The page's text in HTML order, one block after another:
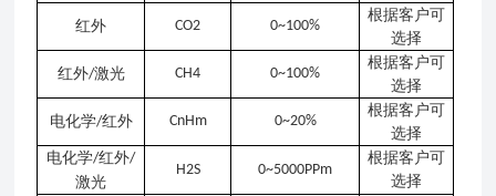
红外 CO2 0~100%
根据客户可
选择
红外/激光 CH4 0~100%
根据客户可
选择
电化学/红外 CnHm 0~20%
根据客户可
选择
电化学/红外/
激光
H2S 0~5000PPm
根据客户可
选择